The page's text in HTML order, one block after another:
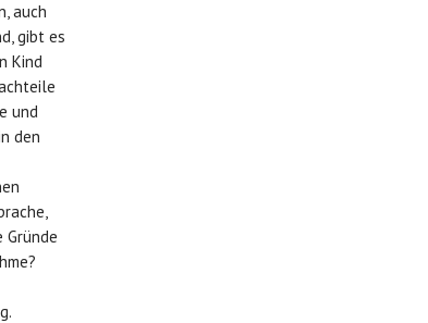
auch
gibt es
Kind
und
den